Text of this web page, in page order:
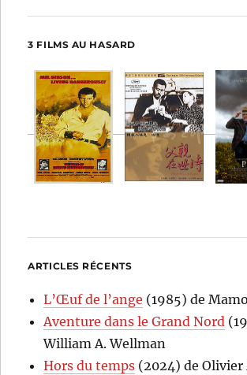
3 FILMS AU HASARD
ARTICLES RÉCENTS
L’Œuf de l’ange (1985) de
Aventure dans le Grand Nord
William A. Wellman
Hors du temps (2024) de Olivier